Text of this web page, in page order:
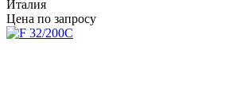
Италия
Цена по запросу